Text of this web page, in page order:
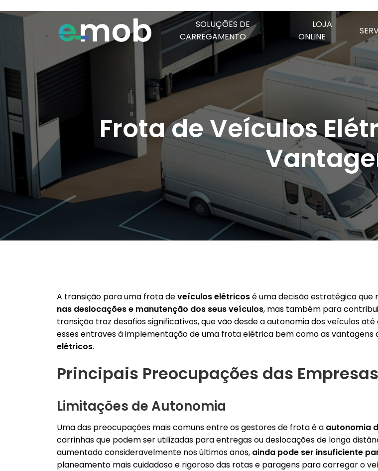
SOLUÇÕES DE
CARREGAMENTO
LOJA
ONLINE
Frota de Veículos
A transição para uma frota deveículos elétricosé uma decisão estratégica que
nas deslocações e manutenção dos seus veículos, mas também para
transição traz desafios significativos, que vão desde a autonomia dos veículos
esses entraves à implementação de uma frota elétrica bem como as vantagens
elétricos.
Principais Preocupações das Empresas
Limitações de Autonomia
Uma das preocupações mais comuns entre os gestores de frota é a autonomia
carrinhas que podem ser utilizadas para entregas ou deslocações de longa
aumentado consideravelmente nos últimos anos, ainda pode ser insuficiente
planeamento mais cuidadoso e rigoroso das rotas e paragens para carregar o